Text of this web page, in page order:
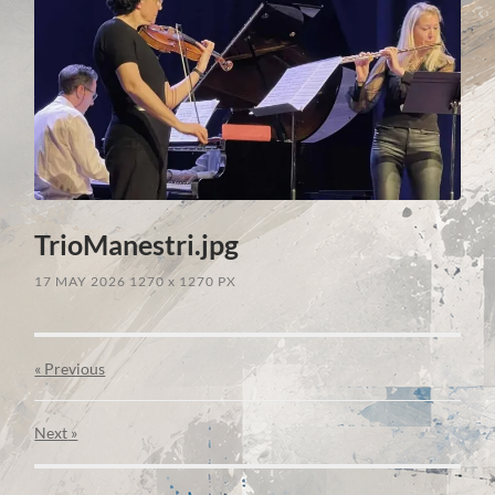
TrioManestri.jpg
17 MAY 2026 1270x 1270 PX
« Previous
Next »